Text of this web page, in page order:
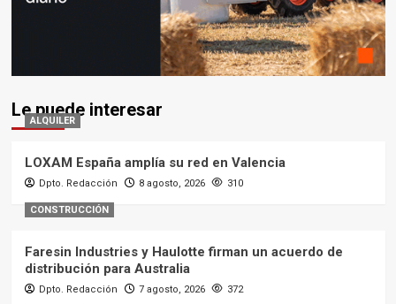
Le puede interesar
ALQUILER
LOXAM España amplía su red en Valencia
Dpto. Redacción 8 agosto, 2026 310
CONSTRUCCIÓN
Faresin Industries y Haulotte firman un acuerdo de
distribución para Australia
Dpto. Redacción 7 agosto, 2026 372